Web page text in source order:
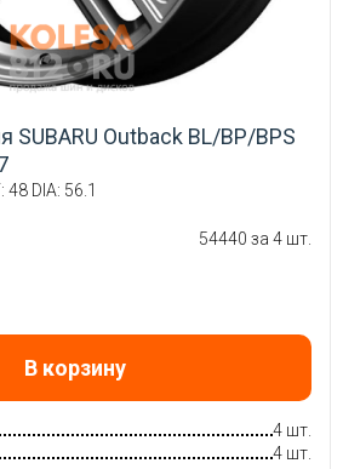
SUBARU Outback BL/BP/BPS
DIA: 56.1
54440 за 4 шт.
В корзину
4 шт.
4 шт.